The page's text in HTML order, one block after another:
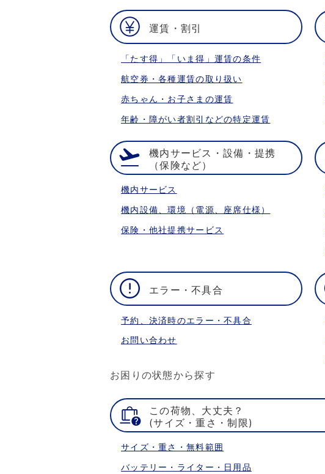
運賃・割引
「たす得」「いま得」運賃の条件
航空券・各種運賃の取り扱い
赤ちゃん・お子さまの運賃
年齢・障がい者割引などの特定運賃
機内サービス・設備・提携
（保険など）
機内サービス
機内設備、環境（電源、座席仕様）
保険・他社提携サービス
エラー・不具合
予約、決済時のエラー・不具合
お問い合わせ
お困りの状態から探す
この荷物、大丈夫？
(サイズ・重さ・制限)
サイズ・重さ・無料範囲
バッテリー・ライター・日用品